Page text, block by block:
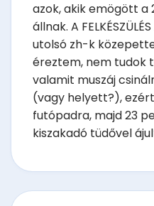
azok, akik emögött a
állnak. A
utolsó zh-k
éreztem, nem tudok
valamit muszáj
(vagy helyett?),
futópadra, majd 23
kiszakadó tüdővel